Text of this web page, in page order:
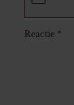
Reactie *